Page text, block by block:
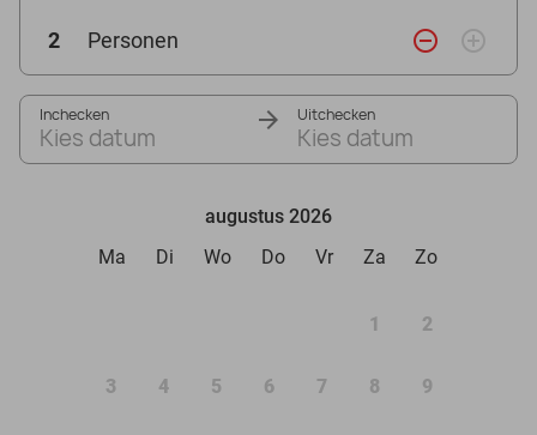
2 Personen remove_circle_outline add_circle_outline
Inchecken
Kies datum
Uitchecken
Kies datum
augustus 2026
Ma
Di Wo Do Vr Za Zo
1 2
3 4 5 6 7 8 9